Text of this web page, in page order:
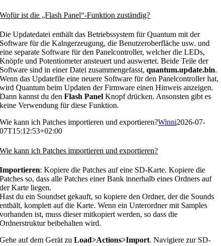
Wofür ist die „Flash Panel“-Funktion zuständig?
Die Updatedatei enthält das Betriebssystem für Quantum mit der
Software für die Kalngerzeugung, die Benutzeroberfläche usw. und
eine separate Software für den Panelcontroller, welcher die LEDs,
Knöpfe und Potentiometer ansteuert und auswertet. Beide Teile der
Software sind in einer Datei zusammengefasst,quantum.update.bin.
Wenn das Updatefile eine neuere Software für den Panelcontroller hat,
wird Quantum beim Updaten der Firmware einen Hinweis anzeigen.
Dann kannst du denFlash Panel Knopf drücken. Ansonsten gibt es
keine Verwendung für diese Funktion.
Wie kann ich Patches importieren und exportieren?Winni2026-07-
07T15:12:53+02:00
Wie kann ich Patches importieren und exportieren?
Importieren: Kopiere die Patches auf eine SD-Karte. Kopiere die
Patches so, dass alle Patches einer Bank innerhalb eines Ordners auf
der Karte liegen.
Hast du ein Soundset gekauft, so kopiere den Ordner, der die Sounds
enthält, komplett auf die Karte. Wenn ein Unterordner mit Samples
vorhanden ist, muss dieser mitkopiert werden, so dass die
Ordnerstruktur beibehalten wird.
Gehe auf dem Gerät zuLoad>Actions>Import. Navigiere zur SD-